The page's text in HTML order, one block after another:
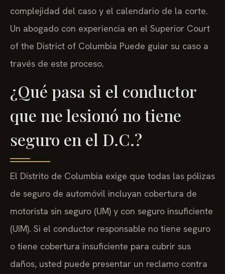
complejidad del caso y el calendario de la corte.
Un abogado con experiencia en el Superior Court
of the District of Columbia Puede guiar su caso a
través de este proceso.
¿Qué pasa si el conductor
que me lesionó no tiene
seguro en el D.C.?
El Distrito de Columbia exige que todas las pólizas
de seguro de automóvil incluyan cobertura de
motorista sin seguro (UM) y con seguro insuficiente
(UIM). Si el conductor responsable no tiene seguro
o tiene cobertura insuficiente para cubrir sus
daños, usted puede presentar un reclamo contra